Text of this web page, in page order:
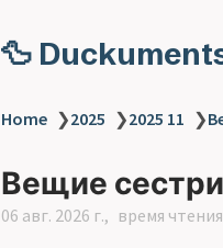
🦆
Home ❯2025 ❯2025 11 ❯
Вещие
06 авг. 2026 г. время